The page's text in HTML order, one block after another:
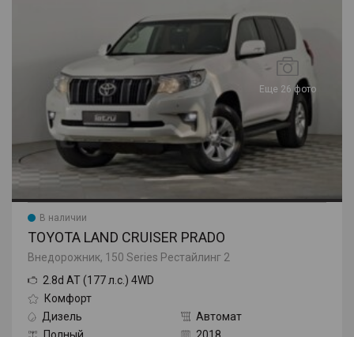
Еще 26 фото
В наличии
TOYOTA LAND CRUISER PRADO
Внедорожник, 150 Series Рестайлинг 2
2.8d AT (177 л.с.) 4WD
Комфорт
Дизель
Автомат
Полный
2018